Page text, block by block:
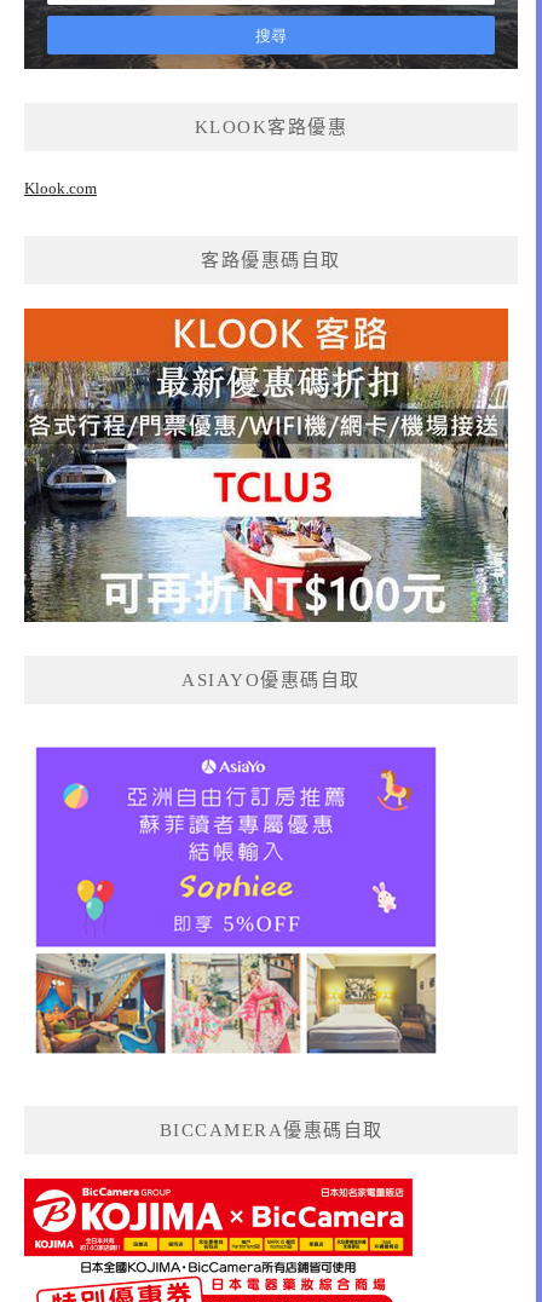
KLOOK客路優惠
Klook.com
客路優惠碼自取
ASIAYO優惠碼自取
BICCAMERA優惠碼自取